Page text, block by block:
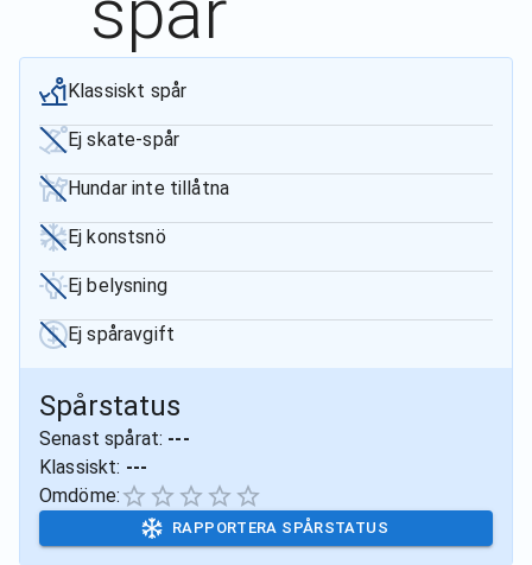
Klassiskt spår
Ej skate-spår
Hundar inte tillåtna
Ej konstsnö
Ej belysning
Ej spåravgift
Spårstatus
Senast spårat: ---
Klassiskt: ---
Omdöme:
RAPPORTERA SPÅRSTATUS